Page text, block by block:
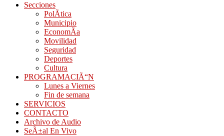
Secciones
PolÃ­tica
Municipio
EconomÃ­a
Movilidad
Seguridad
Deportes
Cultura
PROGRAMACIÃ“N
Lunes a Viernes
Fin de semana
SERVICIOS
CONTACTO
Archivo de Audio
SeÃ±al En Vivo